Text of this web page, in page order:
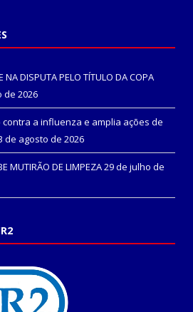
NA DISPUTA PELO TÍTULO DA COPA
de 2026
a influenza e amplia ações de
de agosto de 2026
MUTIRÃO DE LIMPEZA29 de julho de